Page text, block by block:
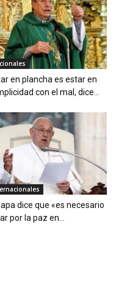
en plancha es estar en
con el mal, dice...
dice que «es necesario
por la paz en...